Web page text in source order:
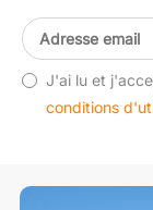
J'ai lu et
conditions